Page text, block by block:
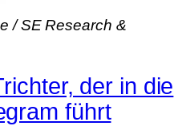
/ SE Research &
der in die
führt